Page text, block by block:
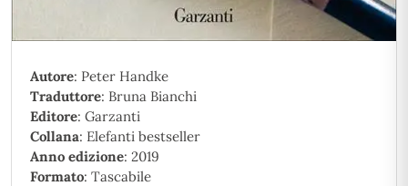
Autore: Peter Handke
Traduttore: Bruna Bianchi
Editore: Garzanti
Collana: Elefanti bestseller
Anno edizione: 2019
Formato: Tascabile